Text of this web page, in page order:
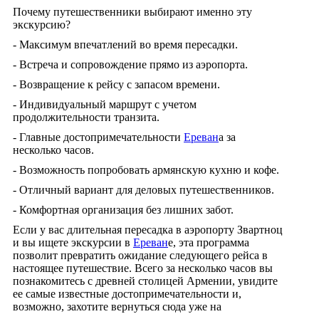
Почему путешественники выбирают именно эту
экскурсию?
- Максимум впечатлений во время пересадки.
- Встреча и сопровождение прямо из аэропорта.
- Возвращение к рейсу с запасом времени.
- Индивидуальный маршрут с учетом
продолжительности транзита.
- Главные достопримечательности Еревана за
несколько часов.
- Возможность попробовать армянскую кухню и кофе.
- Отличный вариант для деловых путешественников.
- Комфортная организация без лишних забот.
Если у вас длительная пересадка в аэропорту Звартноц
и вы ищете экскурсии в Ереване, эта программа
позволит превратить ожидание следующего рейса в
настоящее путешествие. Всего за несколько часов вы
познакомитесь с древней столицей Армении, увидите
ее самые известные достопримечательности и,
возможно, захотите вернуться сюда уже на